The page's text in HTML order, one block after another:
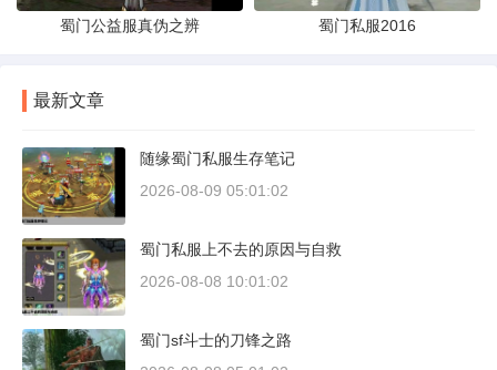
蜀门公益服真伪之辨 蜀门私服2016
最新文章
随缘蜀门私服生存笔记
2026-08-09 05:01:02
蜀门私服上不去的原因与自救
2026-08-08 10:01:02
蜀门sf斗士的刀锋之路